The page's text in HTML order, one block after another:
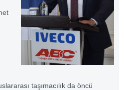
taşımacılık da öncü